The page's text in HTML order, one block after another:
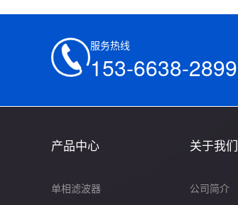
服务热线
153-6638-2899
产品中心
单相滤波器
关于我们
公司简介